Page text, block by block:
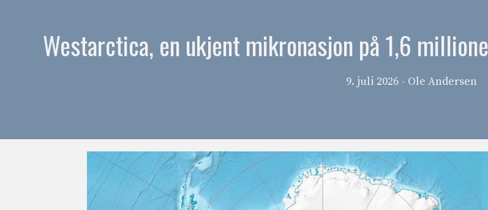
Westarctica, en ukjent mikronasjon på 1,6
9. juli 2026 - Ole Andersen